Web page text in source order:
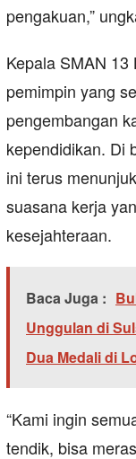
pengakuan,”
Kepala SMAN
pemimpin yang
pengembangan
kependidikan. Di
ini terus
suasana kerja
kesejahteraan.
Baca Juga :
Unggulan di
Dua Medali di
“Kami ingin
tendik, bisa